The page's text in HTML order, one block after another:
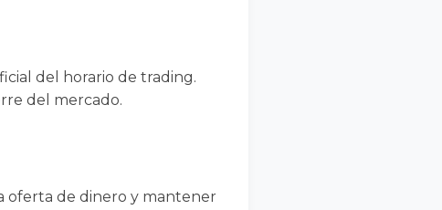
del horario de trading.
del mercado.
oferta de dinero y mantener